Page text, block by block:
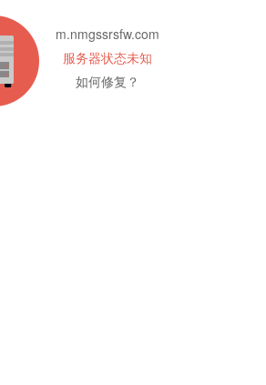
m.nmgssrsfw.com
服务器状态未知
如何修复？